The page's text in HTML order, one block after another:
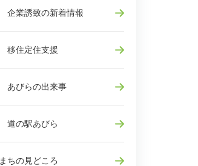
企業誘致の新着情報
移住定住支援
あびらの出来事
道の駅あびら
まちの見どころ